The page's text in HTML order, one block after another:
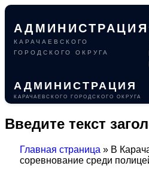
АДМИНИСТРАЦИЯ
КАРАЧАЕВСКОГО
ГОРОДСКОГО ОКРУГА
АДМИНИСТРАЦИЯ
КАРАЧАЕВСКОГО ГОРОДСКОГО ОКРУГА
Введите текст
Главная страница » В
соревнование среди